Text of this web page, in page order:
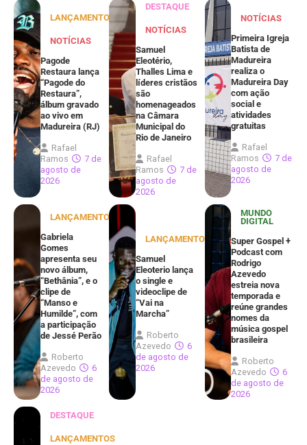
LANÇAMENTOS
NOTÍCIAS
Pagode
Restaura lança
“Pagode do
Restaura”,
álbum gravado
ao vivo em
Madureira (RJ)
Rafael
Ramos
7 de
agosto de
2026
DESTAQUE
NOTÍCIAS
Samuel
Eleotério,
Thalles Lima e
líderes cristãos
são
homenageados
na Câmara
Municipal do
Rio de Janeiro
Rafael
Ramos
7 de
agosto de
2026
NOTÍCIAS
Primeira Igreja
Batista de
Madureira
realiza o
Madureira Day
com ação
social e
atividades
gratuitas
Rafael
Ramos
7 de
agosto de
2026
LANÇAMENTOS
Gabriela
Gomes
apresenta seu
novo álbum,
“Bethânia”, e o
clipe de
“Manso e
Humilde”, com
a participação
de Jessé Perão
Roberto
Azevedo
6
de agosto de
2026
LANÇAMENTOS
Samuel
Eleoterio lança
o single e
videoclipe de
“Vai na
Marcha”
Roberto
Azevedo
6
de agosto de
2026
MUNDO
DIGITAL
Super Gospel +
Podcast com
Rodrigo
Azevedo
estreia nova
temporada e
reúne grandes
nomes da
música gospel
brasileira
Roberto
Azevedo
6
de agosto de
2026
DESTAQUE
LANÇAMENTOS